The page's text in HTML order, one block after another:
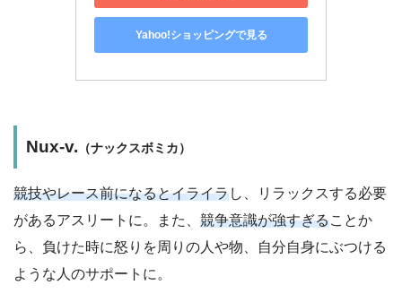
Yahoo!ショッピングで見る
Nux-v. （ナックスボミカ）
競技やレース前になるとイライラし、リラックスする必要
があるアスリートに。また、 競争意識が強すぎることか
ら、負けた時に怒りを周りの人や物、自分自身にぶつける
ような人のサポートに。